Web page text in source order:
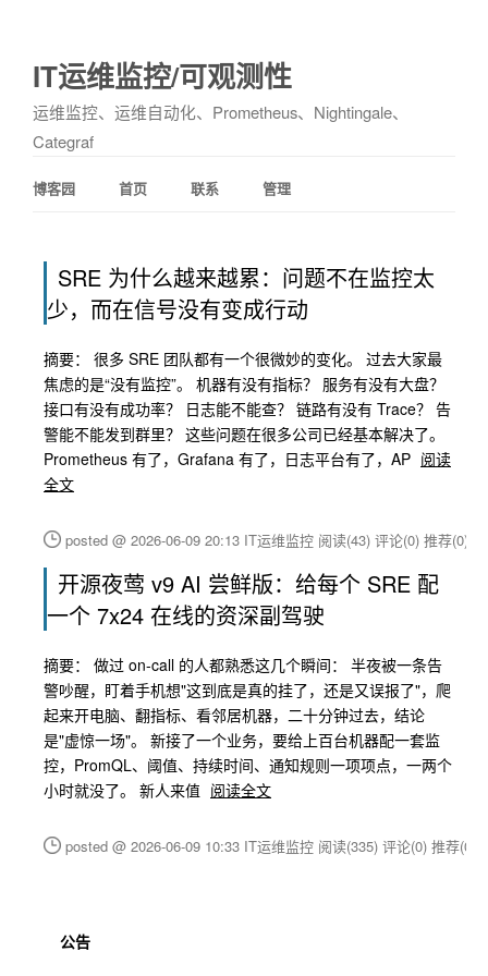
IT运维监控/可观测性
运维监控、运维自动化、Prometheus、Nightingale、
Categraf
博客园 首页 联系 管理
SRE 为什么越来越累：问题不在监控太
少，而在信号没有变成行动
摘要： 很多 SRE 团队都有一个很微妙的变化。 过去大家最
焦虑的是“没有监控”。 机器有没有指标？ 服务有没有大盘？
接口有没有成功率？ 日志能不能查？ 链路有没有 Trace？ 告
警能不能发到群里？ 这些问题在很多公司已经基本解决了。
Prometheus 有了，Grafana 有了，日志平台有了，AP 阅读
全文
posted @ 2026-06-09 20:13 IT运维监控 阅读(43) 评论(0) 推荐(0)
开源夜莺 v9 AI 尝鲜版：给每个 SRE 配
一个 7x24 在线的资深副驾驶
摘要： 做过 on-call 的人都熟悉这几个瞬间： 半夜被一条告
警吵醒，盯着手机想"这到底是真的挂了，还是又误报了"，爬
起来开电脑、翻指标、看邻居机器，二十分钟过去，结论
是"虚惊一场"。 新接了一个业务，要给上百台机器配一套监
控，PromQL、阈值、持续时间、通知规则一项项点，一两个
小时就没了。 新人来值 阅读全文
posted @ 2026-06-09 10:33 IT运维监控 阅读(335) 评论(0) 推荐(0)
公告